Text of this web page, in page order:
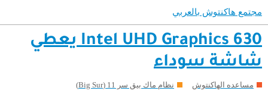
مجتمع هاكنتوش بالعربي
Intel UHD Graphics 630 يعطي
شاشة سوداء
مساعده الهاكنتوش نظام ماك بيق سر 11 (Big Sur)